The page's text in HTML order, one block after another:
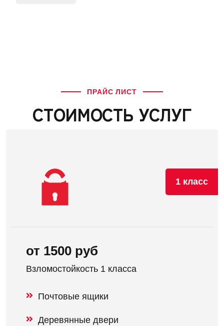
ПРАЙС ЛИСТ
СТОИМОСТЬ УСЛУГ
1 класс
от 1500 руб
Взломостойкость 1 класса
Почтовые ящики
Деревянные двери